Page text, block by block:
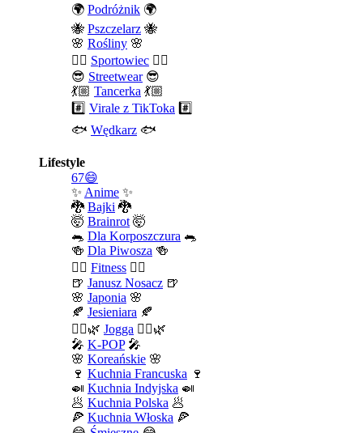
🌍 Podróżnik 🌍
🐝 Pszczelarz 🐝
🌸 Rośliny 🌸
🤾‍♀️ Sportowiec 🤾‍♀️
😎 Streetwear😎
💃🏼 Tancerka 💃🏼
#️⃣ Virale z TikToka #️⃣
🐟 Wędkarz 🐟
Lifestyle
67😄
✨ Anime ✨
🐉 Bajki 🐉
🤯 Brainrot 🤯
🐀 Dla Korposzczura 🐀
🍻 Dla Piwosza 🍻
🤾‍♀️ Fitness 🤾‍♀️
🍺 Janusz Nosacz 🍺
🌸 Japonia 🌸
🍂 Jesieniara 🍂
🧘‍♀️🌿 Jogga 🧘‍♀️🌿
🎤 K-POP🎤
🌸 Koreańskie 🌸
🍷 Kuchnia Francuska 🍷
🍛 Kuchnia Indyjska 🍛
🥟 Kuchnia Polska 🥟
🍕 Kuchnia Włoska 🍕